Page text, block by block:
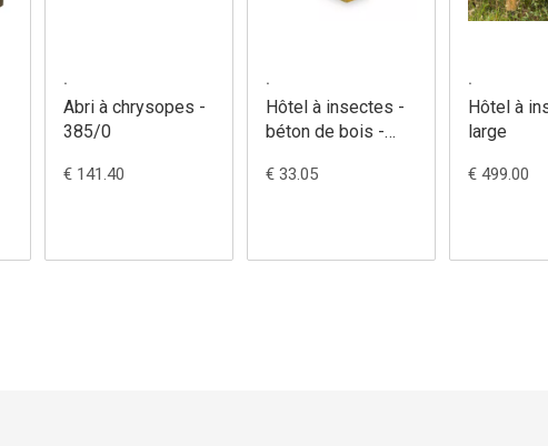
.
Abri à chrysopes -
385/0
€ 141.40
.
Hôtel à insectes -
béton de bois -
€ 33.05
.
Hôtel à
large
€ 499.00